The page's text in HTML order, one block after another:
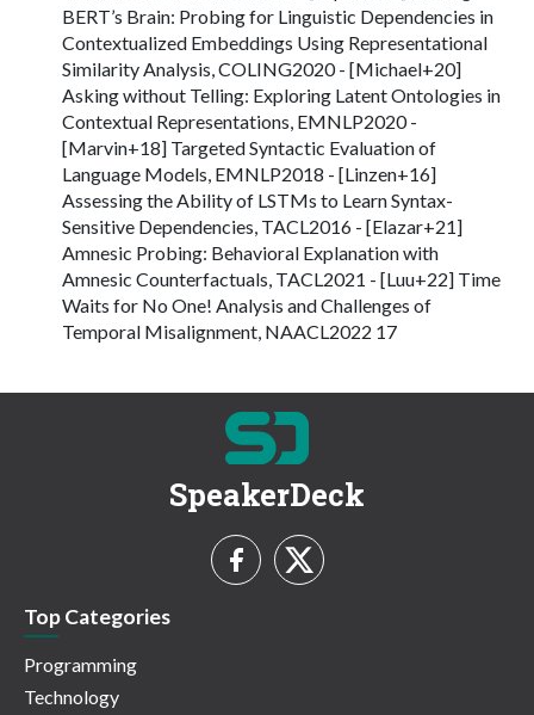
BERT’s Brain: Probing for Linguistic Dependencies in
Contextualized Embeddings Using Representational
Similarity Analysis, COLING2020 - [Michael+20]
Asking without Telling: Exploring Latent Ontologies in
Contextual Representations, EMNLP2020 -
[Marvin+18] Targeted Syntactic Evaluation of
Language Models, EMNLP2018 - [Linzen+16]
Assessing the Ability of LSTMs to Learn Syntax-
Sensitive Dependencies, TACL2016 - [Elazar+21]
Amnesic Probing: Behavioral Explanation with
Amnesic Counterfactuals, TACL2021 - [Luu+22] Time
Waits for No One! Analysis and Challenges of
Temporal Misalignment, NAACL2022 17
SpeakerDeck
Top Categories
Programming
Technology